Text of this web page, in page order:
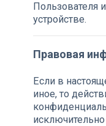
Пользователя
устройстве.
Правовая
Если в
иное, то